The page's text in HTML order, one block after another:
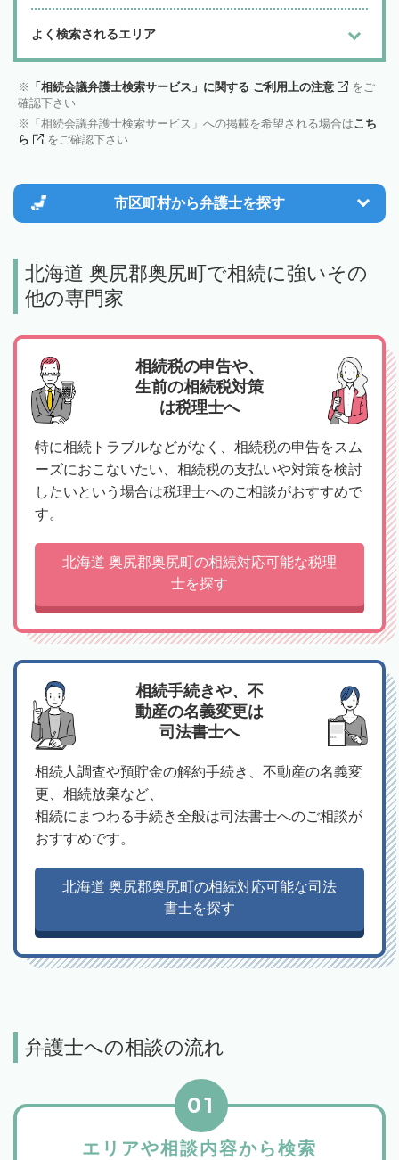
よく検索されるエリア
「相続会議弁護士検索サービス」に関する ご利用上の注意
をご
確認下さい
「相続会議弁護士検索サービス」への掲載を希望される場合はこち
ら
をご確認下さい
市区町村から弁護士を探す
北海道 奥尻郡奥尻町で相続に強いその
他の専門家
相続税の申告や、
生前の相続税対策
は税理士へ
特に相続トラブルなどがなく、相続税の申告をスム
ーズにおこないたい、相続税の支払いや対策を検討
したいという場合は税理士へのご相談がおすすめで
す。
北海道 奥尻郡奥尻町の相続対応可能な税理
士を探す
相続手続きや、不
動産の名義変更は
司法書士へ
相続人調査や預貯金の解約手続き、不動産の名義変
更、相続放棄など、
相続にまつわる手続き全般は司法書士へのご相談が
おすすめです。
北海道 奥尻郡奥尻町の相続対応可能な司法
書士を探す
弁護士への相談の流れ
エリアや相談内容から検索
01